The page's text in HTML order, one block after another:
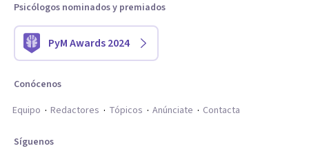
Psicólogos nominados y premiados
PyM Awards 2024
Conócenos
Equipo
Redactores Tópicos Anúnciate Contacta
Síguenos